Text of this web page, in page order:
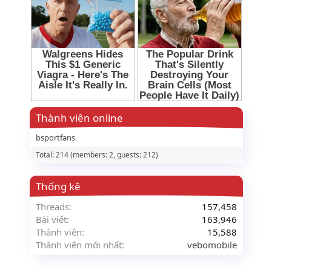
Thành viên online
bsportfans
Total: 214 (members: 2, guests: 212)
Thống kê
Threads
157,458
Bài viết
163,946
Thành viên
15,588
Thành viên mới nhất
vebomobile